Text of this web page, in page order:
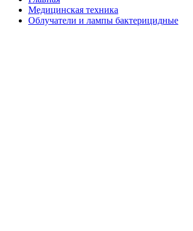
Медицинская техника
Облучатели и лампы бактерицидные